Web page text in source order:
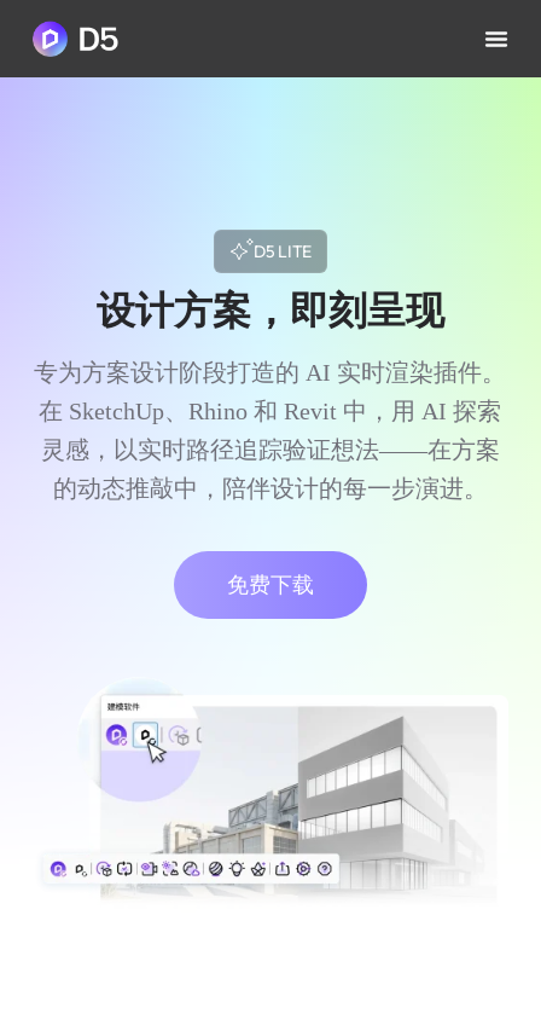
D5 LITE
设计方案，即刻呈现
专为方案设计阶段打造的 AI 实时渲染插件。
在 SketchUp、Rhino 和 Revit 中，用 AI 探索
灵感，以实时路径追踪验证想法——在方案
的动态推敲中，陪伴设计的每一步演进。
免费下载